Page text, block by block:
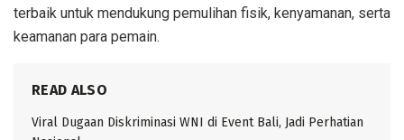
terbaik untuk mendukung pemulihan fisik, kenyamanan, serta
keamanan para pemain.
READ ALSO
Viral Dugaan Diskriminasi WNI di Event Bali, Jadi Perhatian